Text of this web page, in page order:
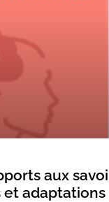
aux
et adaptations